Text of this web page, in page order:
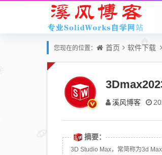
您现在的位置： 首页 软件下载
溪风博客
摘要：
3D Studio Max，常简称为3d